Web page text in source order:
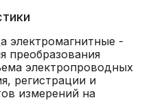
электромагнитные -
преобразования
электропроводных
регистрации и
измерений на